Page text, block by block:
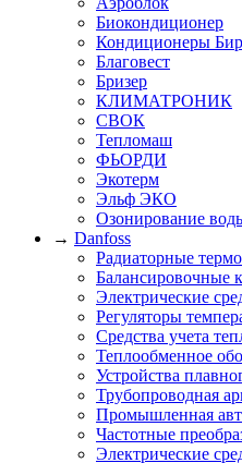
Биокондиционер
Кондиционеры
Благовест
Бризер
КЛИМАТРОНИК
СВОК
Тепломаш
ФЬОРДИ
Экотерм
Эльф ЭКО
Озонирование
→ Danfoss
Радиаторные
Балансировочные
Электрические
Регуляторы
Средства учета
Теплообменное
Устройства
Трубопроводная
Промышленная
Частотные
Электрические